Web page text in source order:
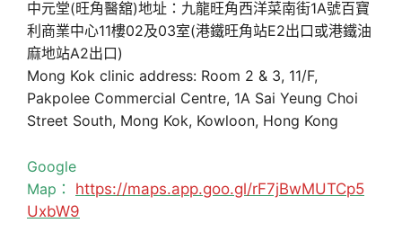
中元堂(旺角醫舘)地址：九龍旺角西洋菜南街1A號百寶
利商業中心11樓02及03室(港鐵旺角站E2出口或港鐵油
麻地站A2出口)
Mong Kok clinic address: Room 2 & 3, 11/F,
Pakpolee Commercial Centre, 1A Sai Yeung Choi
Street South, Mong Kok, Kowloon, Hong Kong
Google
Map： https://maps.app.goo.gl/rF7jBwMUTCp5
UxbW9